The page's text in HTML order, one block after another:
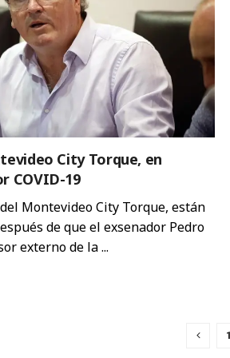
City Torque, en
COVID-19
Montevideo City Torque, están
de que el exsenador Pedro
externo de la ...